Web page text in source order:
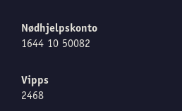
Nødhjelpskonto
1644 10 50082
Vipps
2468